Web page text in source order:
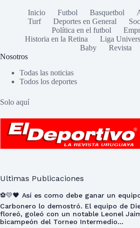
Inicio Futbol Basquetbol
Turf
Deportes en General
Política en el futbol
Historia en la Retina
Liga
Baby
Revista
Nosotros
Todas las noticias
Todos los deportes
Solo aquí
Ultimas Publicaciones
⚽💛🖤 Así es como debe ganar un
Carbonero lo demostró. El equipo de
floreó, goleó con un notable Leonel
bicampeón del Torneo Intermedio…